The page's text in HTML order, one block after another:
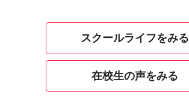
スクールライフをみる
在校生の声をみる